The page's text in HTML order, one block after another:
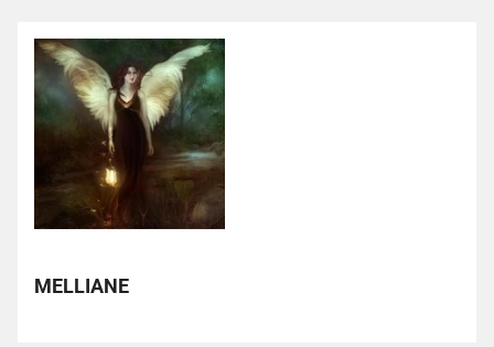
MELLIANE